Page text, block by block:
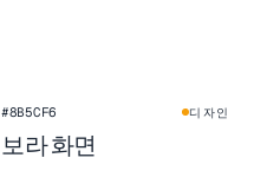
#8B5CF6 디자인
보라 화면